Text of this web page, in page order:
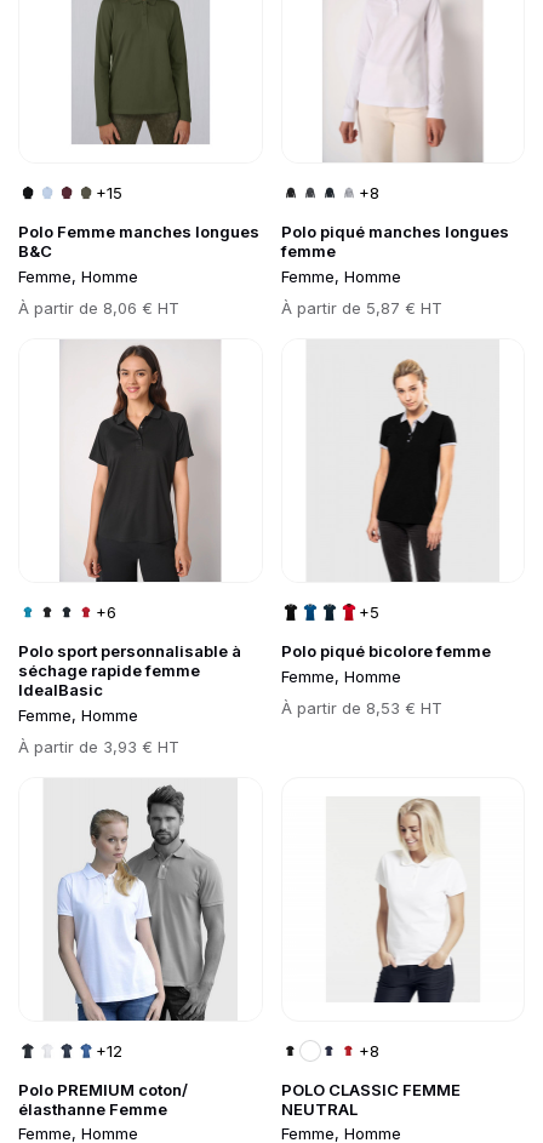
Polo Femme manches longues
B&C
Femme, Homme
Prix
À partir de 8,06 € HT
+15
Polo piqué manches longues
femme
Femme, Homme
Prix
À partir de 5,87 € HT
+8
Polo sport personnalisable à
séchage rapide femme
IdealBasic
Femme, Homme
Prix
À partir de 3,93 € HT
+6
Go to product page
Polo piqué bicolore femme
Femme, Homme
Prix
À partir de 8,53 € HT
+5
Go to product page
Polo PREMIUM coton/
élasthanne Femme
Femme, Homme
+12
Go to product page
POLO CLASSIC FEMME
NEUTRAL
Femme, Homme
+8
Go to product page